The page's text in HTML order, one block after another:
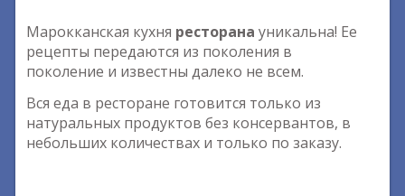
Марокканская кухня ресторана уникальна! Ее
рецепты передаются из поколения в
поколение и известны далеко не всем.
Вся еда в ресторане готовится только из
натуральных продуктов без консервантов, в
небольших количествах и только по заказу.